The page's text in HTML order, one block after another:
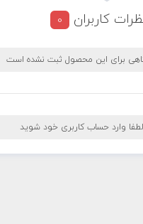
کاربران 0
برای این محصول ثبت نشده است
وارد حساب کاربری خود شوید